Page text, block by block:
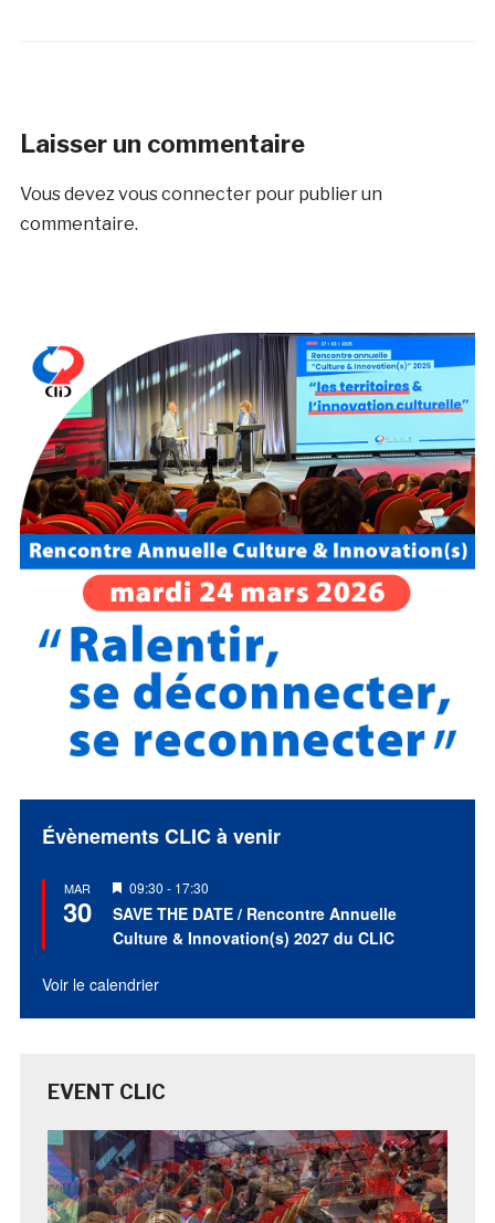
Laisser un commentaire
Vous devez vous connecterpour publier un
commentaire.
Évènements CLIC à venir
MAR
30
Mis
en
avant
09:30 - 17:30
SAVE THE DATE / Rencontre Annuelle
Culture & Innovation(s) 2027 du CLIC
Voir le calendrier
EVENT CLIC